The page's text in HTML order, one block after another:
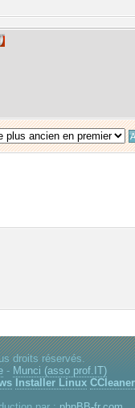
droits réservés.
- Munci (asso prof.IT)
Installer Linux CCleaner